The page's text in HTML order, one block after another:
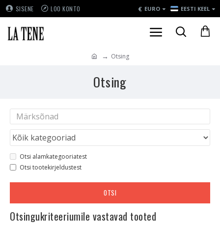
SISENE LOO KONTO € EURO EESTI KEEL
Otsing
Otsing
Otsi alamkategooriatest
Otsi tootekirjeldustest
OTSI
Otsingukriteeriumile vastavad tooted